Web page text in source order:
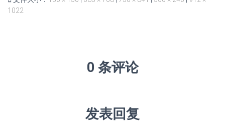
1022
0 条评论
发表回复